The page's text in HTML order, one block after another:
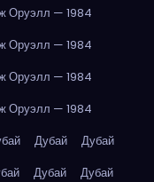
Оруэлл — 1984
Оруэлл — 1984
Оруэлл — 1984
Оруэлл — 1984
Дубай
Дубай
Дубай
Дубай